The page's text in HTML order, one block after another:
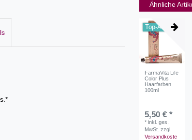
Ähnliche
Top-Artikel
FarmaVita Life
Color Plus
Haarfarben
100ml
5,50 € *
*inkl. ges.
MwSt. zzgl.
Versandkoste